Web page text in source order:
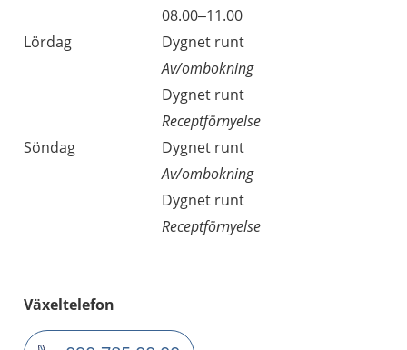
08.00–11.00
Lördag
Dygnet runt
Av/ombokning
Dygnet runt
Receptförnyelse
Söndag
Dygnet runt
Av/ombokning
Dygnet runt
Receptförnyelse
Växeltelefon